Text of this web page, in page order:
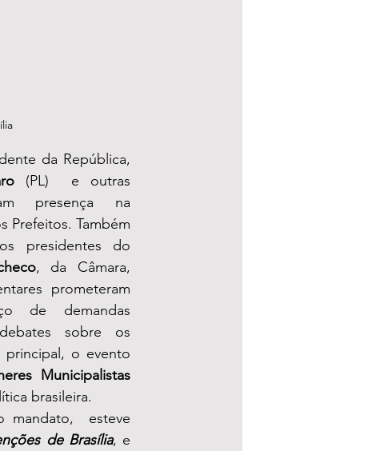
(PL)  e outras
presença na
Prefeitos. Também
presidentes do
prometeram
de demandas
sobre os
principal, o evento
Municipalistas
brasileira.
mandato,  esteve
de Brasília, e